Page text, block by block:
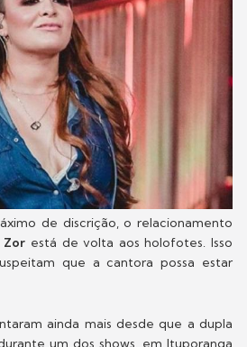
de discrição, o relacionamento
Zor está de volta aos holofotes. Isso
que a cantora possa estar
ainda mais desde que a dupla
um dos shows, em Ituporanga